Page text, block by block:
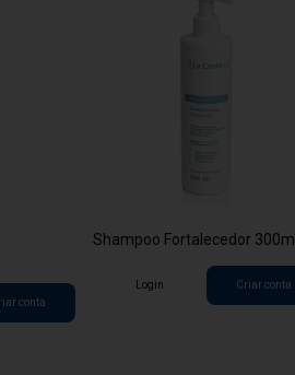
conta
Shampoo Fortalecedor 300ml
Login Criar conta